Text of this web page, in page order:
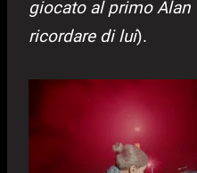
giocato al primo Alan
ricordare di lui).